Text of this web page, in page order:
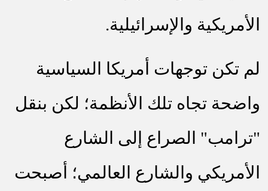
الأمريكية والإسرائيلية.
لم تكن توجهات أمريكا السياسية
واضحة تجاه تلك الأنظمة؛ لكن بنقل
"ترامب" الصراع إلى الشارع
الأمريكي والشارع العالمي؛ أصبحت